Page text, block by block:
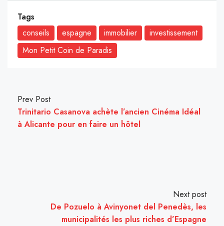
Tags
conseils
espagne immobilier
investissement
Mon Petit Coin de Paradis
Prev Post
Trinitario Casanova achète l’ancien Cinéma Idéal
à Alicante pour en faire un hôtel
Next post
De Pozuelo à Avinyonet del Penedès, les
municipalités les plus riches d’Espagne